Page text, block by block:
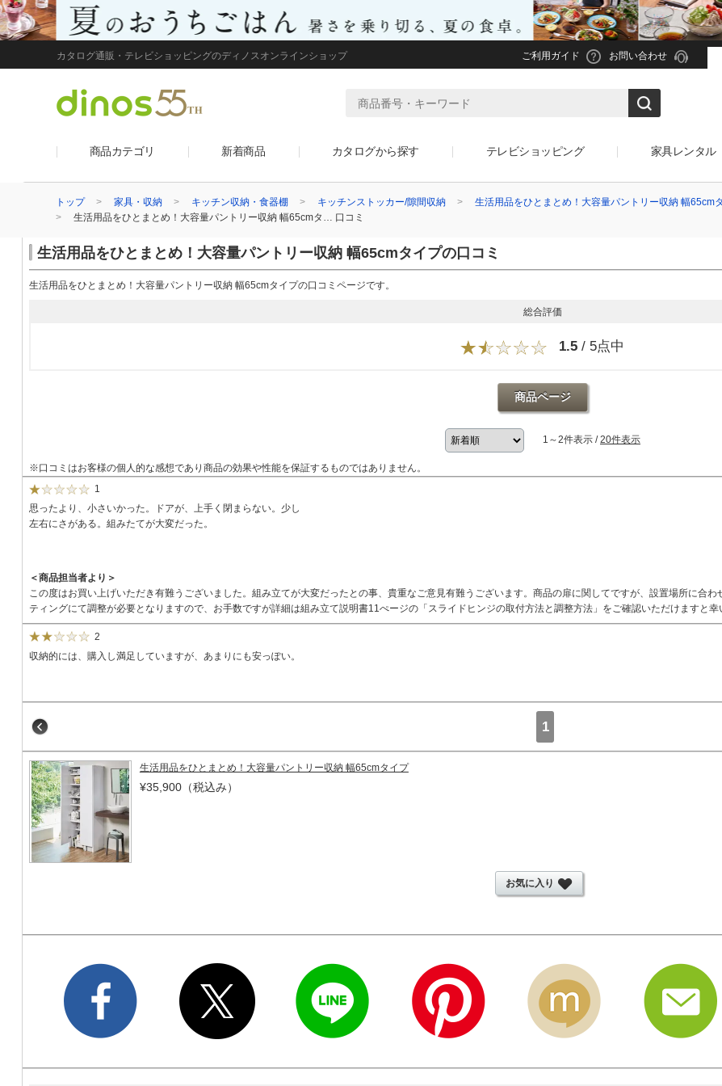
カタログ通販・テレビショッピングのディノスオンラインショップ ご利用ガイド お問い合わせ
商品カテゴリ 新着商品 カタログから探す テレビショッピング 家具レンタル
トップ 家具・収納 キッチン収納・食器棚 キッチンストッカー/隙間収納
生活用品をひとまとめ！大容量パントリー収納 幅65cm
生活用品をひとまとめ！大容量パントリー収納 幅65cmタ… 口コミ
生活用品をひとまとめ！大容量パントリー収納 幅65cmタイプの口コミ
生活用品をひとまとめ！大容量パントリー収納 幅65cmタイプの口コミページです。
総合評価
1.5 / 5点中
商品ページ
1～2件表示 /20件表示
※口コミはお客様の個人的な感想であり商品の効果や性能を保証するものではありません。
1
思ったより、小さいかった。ドアが、上手く閉まらない。少し
左右にさがある。組みたてが大変だった。
＜商品担当者より＞
この度はお買い上げいただき有難うございました。組み立てが大変だったとの事、貴重なご意見有難うございます。商品の扉に関してですが、設置場所に合
ティングにて調整が必要となりますので、お手数ですが詳細は組み立て説明書11ぺージの「スライドヒンジの取付方法と調整方法」をご確認いただけますと幸
2
収納的には、購入し満足していますが、あまりにも安っぽい。
1
生活用品をひとまとめ！大容量パントリー収納 幅65cmタイプ
¥35,900（税込み）
お気に入り